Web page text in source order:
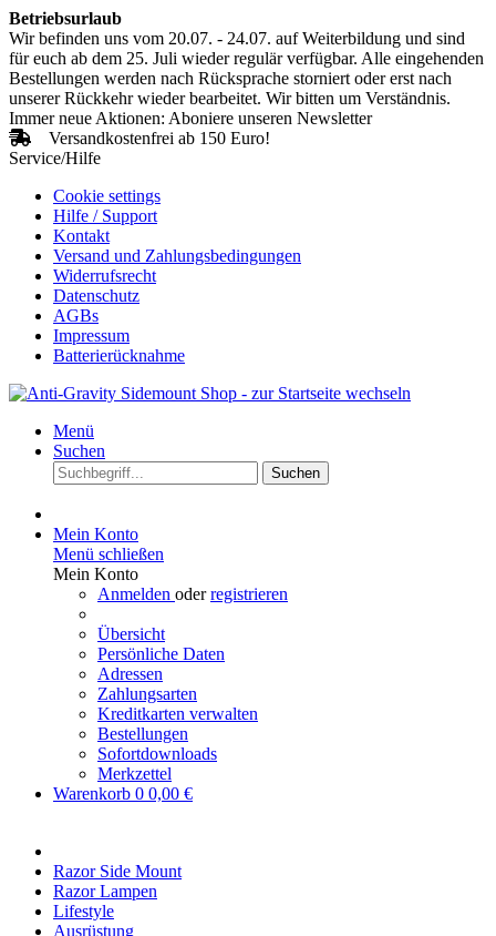
Betriebsurlaub
Wir befinden uns vom 20.07. - 24.07. auf Weiterbildung und sind
für euch ab dem 25. Juli wieder regulär verfügbar. Alle eingehenden
Bestellungen werden nach Rücksprache storniert oder erst nach
unserer Rückkehr wieder bearbeitet. Wir bitten um Verständnis.
Immer neue Aktionen: Aboniere unseren Newsletter
Versandkostenfrei ab 150 Euro!
Service/Hilfe
Cookie settings
Hilfe / Support
Kontakt
Versand und Zahlungsbedingungen
Widerrufsrecht
Datenschutz
AGBs
Impressum
Batterierücknahme
Menü
Suchen
Suchen
Mein Konto
Menü schließen
Mein Konto
Anmelden oderregistrieren
Übersicht
Persönliche Daten
Adressen
Zahlungsarten
Kreditkarten verwalten
Bestellungen
Sofortdownloads
Merkzettel
Warenkorb 0 0,00 €
Razor Side Mount
Razor Lampen
Lifestyle
Ausrüstung